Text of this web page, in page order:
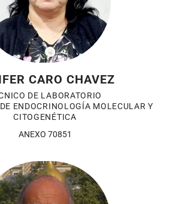
CARO CHAVEZ
DE LABORATORIO
ENDOCRINOLOGÍA MOLECULAR Y
CITOGENÉTICA
ANEXO 70851